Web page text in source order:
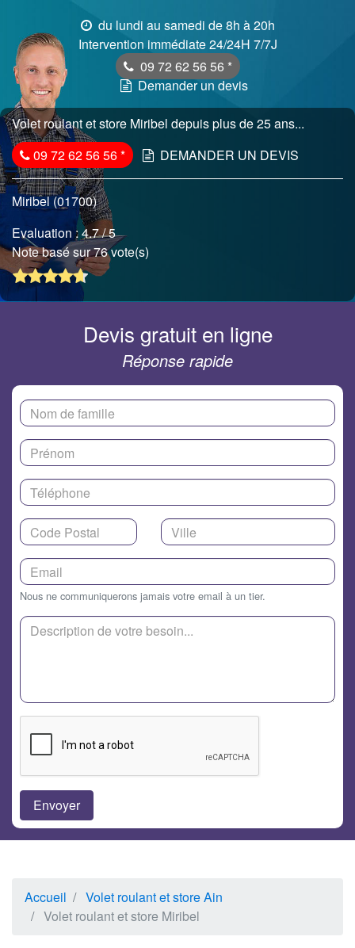
du lundi au samedi de 8h à 20h
Intervention immédiate 24/24H 7/7J
09 72 62 56 56 *
Demander un devis
Volet roulant et store Miribel depuis plus de 25 ans...
09 72 62 56 56* DEMANDER UN DEVIS
Miribel (01700)
Evaluation :4.7/ 5
Note basé sur 76 vote(s)
Devis gratuit en ligne
Réponse rapide
Nous ne communiquerons jamais votre email à un tier.
Accueil
Volet roulant et store Ain
Volet roulant et store Miribel